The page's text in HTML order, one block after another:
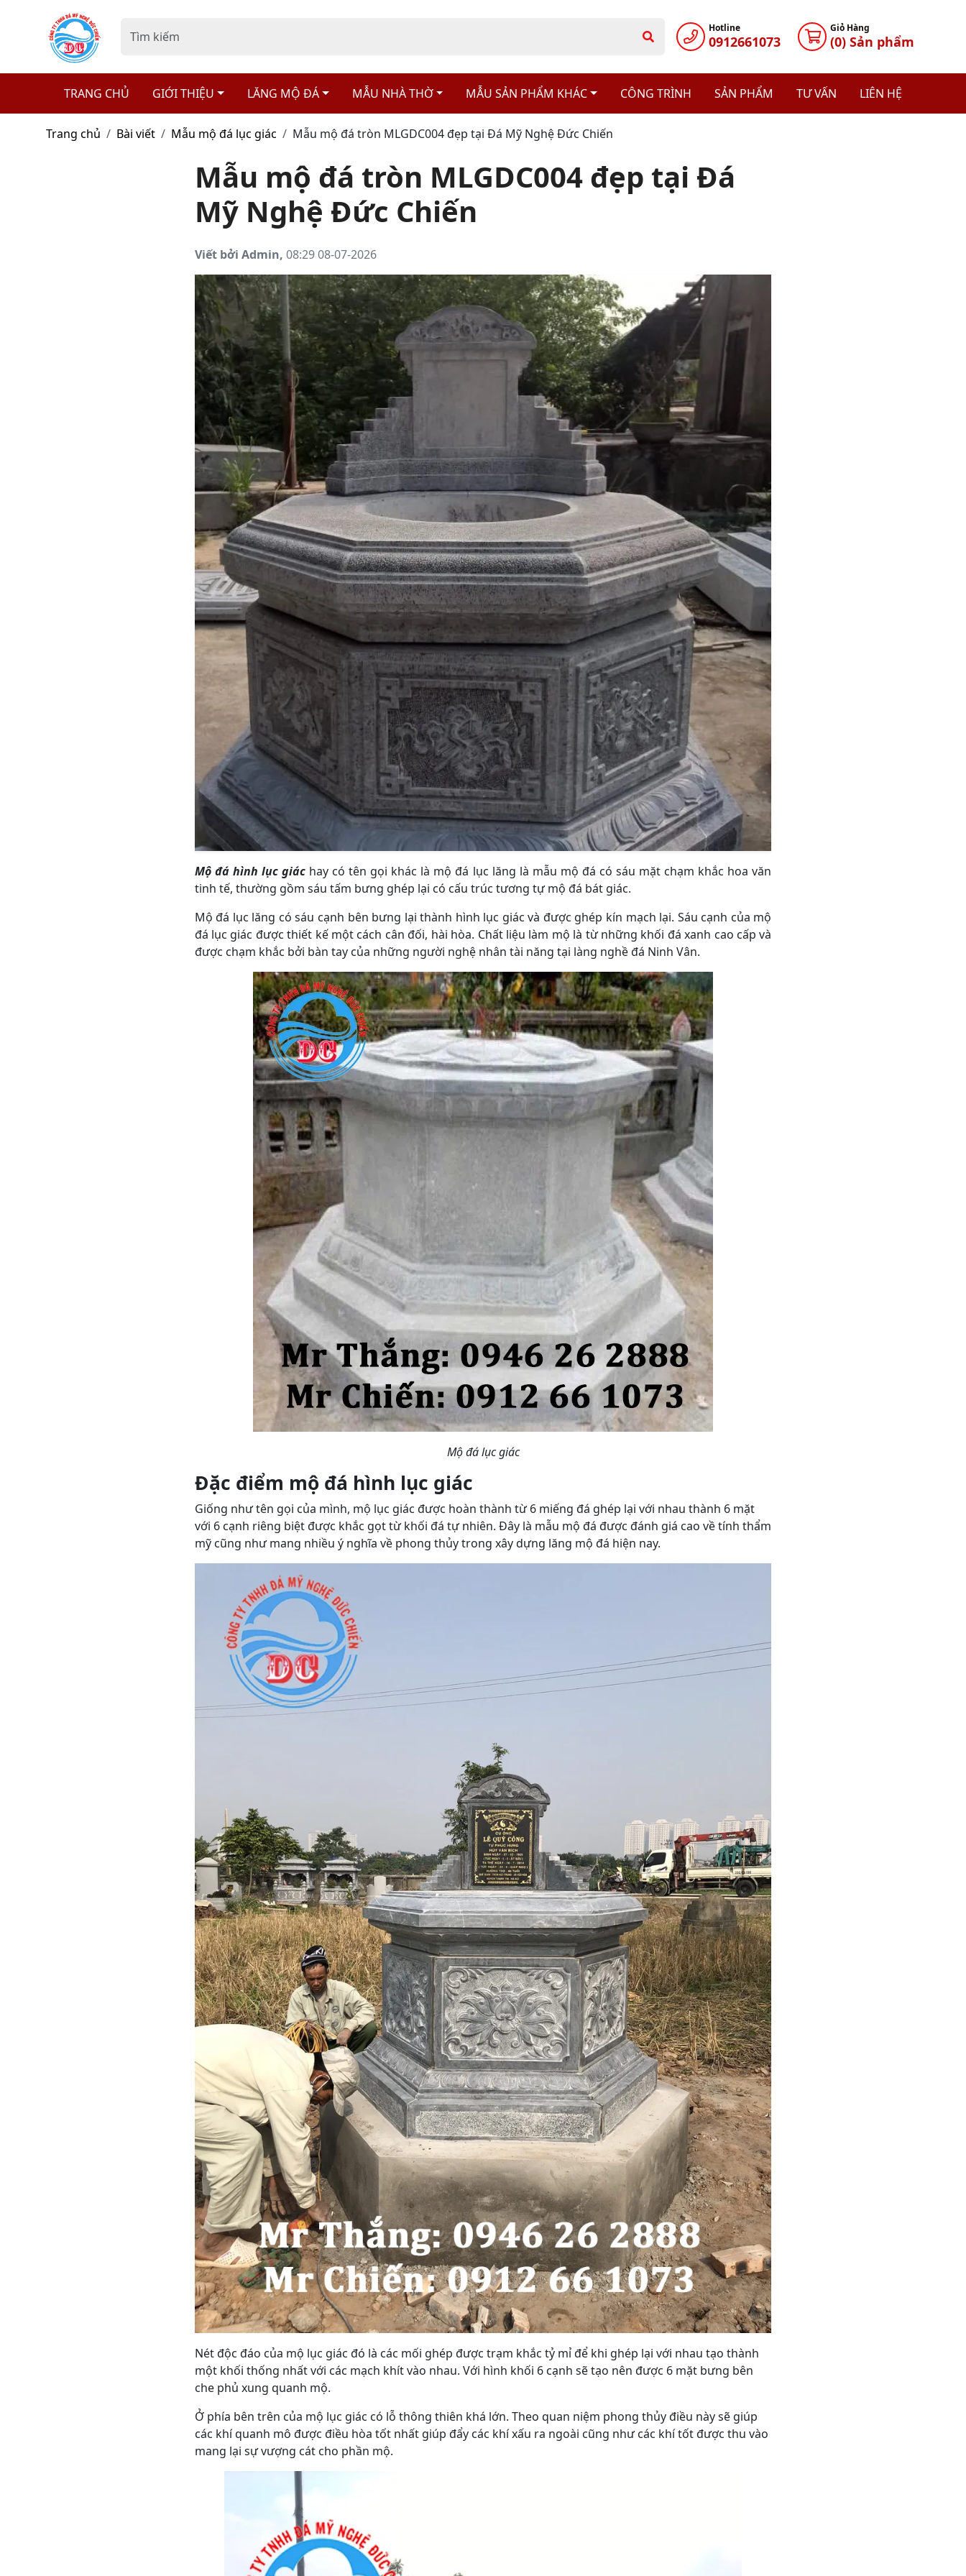
Hotline
0912661073
Giỏ Hàng
(0) Sản phẩm
TRANG CHỦ GIỚI THIỆU LĂNG MỘ ĐÁ MẪU NHÀ THỜ MẪU SẢN PHẨM KHÁC CÔNG TRÌNH SẢN PHẨM TƯ VẤN LIÊN HỆ
Trang chủ Bài viết Mẫu mộ đá lục giác Mẫu mộ đá tròn MLGDC004 đẹp tại Đá Mỹ Nghệ Đức Chiến
Mẫu mộ đá tròn MLGDC004 đẹp tại Đá
Mỹ Nghệ Đức Chiến
Viết bởi Admin, 08:29 08-07-2026
Mộ đá hình lục giáchay có tên gọi khác là mộ đá lục lăng là mẫu mộ đá có sáu mặt chạm khắc hoa văn
tinh tế, thường gồm sáu tấm bưng ghép lại có cấu trúc tương tự mộ đá bát giác.
Mộ đá lục lăng có sáu cạnh bên bưng lại thành hình lục giác và được ghép kín mạch lại. Sáu cạnh của mộ
đá lục giác được thiết kế một cách cân đối, hài hòa. Chất liệu làm mộ là từ những khối đá xanh cao cấp và
được chạm khắc bởi bàn tay của những người nghệ nhân tài năng tại làng nghề đá Ninh Vân.
Mộ đá lục giác
Đặc điểm mộ đá hình lục giác
Giống như tên gọi của mình, mộ lục giác được hoàn thành từ 6 miếng đá ghép lại với nhau thành 6 mặt
với 6 cạnh riêng biệt được khắc gọt từ khối đá tự nhiên. Đây là mẫu mộ đá được đánh giá cao về tính thẩm
mỹ cũng như mang nhiều ý nghĩa về phong thủy trong xây dựng lăng mộ đá hiện nay.
Nét độc đáo của mộ lục giác đó là các mối ghép được trạm khắc tỷ mỉ để khi ghép lại với nhau tạo thành
một khối thống nhất với các mạch khít vào nhau. Với hình khối 6 cạnh sẽ tạo nên được 6 mặt bưng bên
che phủ xung quanh mộ.
Ở phía bên trên của mộ lục giác có lỗ thông thiên khá lớn. Theo quan niệm phong thủy điều này sẽ giúp
các khí quanh mô được điều hòa tốt nhất giúp đẩy các khí xấu ra ngoài cũng như các khí tốt được thu vào
mang lại sự vượng cát cho phần mộ.